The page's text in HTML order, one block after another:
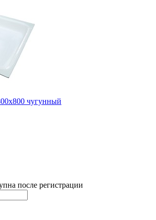
чугунный
после регистрации